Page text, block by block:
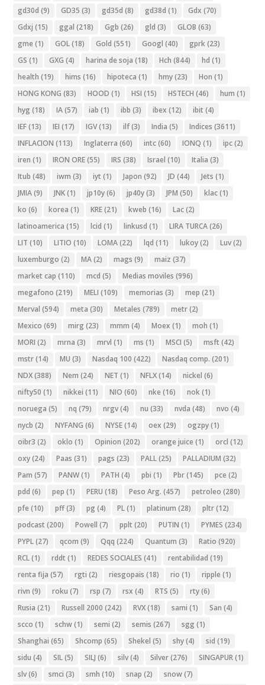
gd30d (9) GD35 (3) gd35d (8) gd38d (1) Gdx (70)
Gdxj (15) ggal (218) Ggb (26) gld (3) GLOB (63)
gme (1) GOL(18) Gold (551) Googl (40) gprk(23)
GS (1) GXG (4) harina de soja (18) Hch (844) hd (1)
health (19) hims (16) hipoteca (1) hmy(23) Hon (1)
HONG KONG (83) HOOD (1) HSI (15) HSTECH (46) hum (1)
hyg (18) IA(57) iab (1) ibb (3) ibex (12) ibit (4)
IEF(13) IEI (17) IGV(13) ilf(3) India (5) Indices (3611)
INFLACION (113) Inglaterra (60) intc(60) IONQ (1) ipc(2)
iren (1) IRON ORE(55) IRS (38) Israel (10) Italia (3)
Itub (48) iwm (3) iyt (1) Japon (92) JD (44) Jets (1)
JMIA(9) JNK(1) jp10y(6) jp40y(3) JPM (50) klac(1)
ko (6) korea (1) KRE(21) kweb (16) Lac(2)
latinoamerica (15) lcid (1) linkusd (1) LIRA TURCA(26)
LIT (10) LITIO (10) LOMA(22) lqd (11) lukoy(2) Luv(2)
luxemburgo (2) MA(2) mags (9) maiz (37)
market cap (110) mcd (5) Medias moviles (996)
megafono (219) MELI (109) memorias (3) mep (21)
Merval (594) meta (30) Metales (789) metr(2)
Mexico (69) mirg (23) mmm (4) Moex (1) moh (1)
MORI (2) mrna (3) mrvl (1) ms (1) MSCI (5) msft (42)
mstr(14) MU (3) Nasdaq 100 (422) Nasdaq comp. (201)
NDX(388) Nem (24) NET (1) NFLX(14) nickel (6)
nifty50 (1) nikkei (11) NIO (60) nke (16) nok(1)
noruega (5) nq (79) nrgv(4) nu (33) nvda (48) nvo (4)
nycb (2) NYFANG (6) NYSE(14) oex (29) ogzpy(1)
oibr3 (2) oklo (1) Opinion (202) orange juice (1) orcl (12)
oxy(24) Paas (31) pags (23) PALL(25) PALLADIUM (32)
Pam (57) PANW(1) PATH (4) pbi (1) Pbr(145) pce (2)
pdd (6) pep (1) PERU (18) Peso Arg. (457) petroleo (280)
pfe (10) pff(3) pg (4) PL(1) platinum (28) pltr(12)
podcast (200) Powell (7) pplt (20) PUTIN (1) PYMES (234)
PYPL(27) qcom (9) Qqq (224) Quantum (3) Ratio (920)
RCL(1) rddt (1) REDES SOCIALES (41) rentabilidad (19)
renta fija (57) rgti (2) riesgopais (18) rio (1) ripple (1)
rivn (9) roku (7) rsp (7) rsx (4) RTS (5) rty(6)
Rusia (21) Russell 2000 (242) RVX(18) sami (1) San (4)
scco (1) schw(1) semi (2) semis (267) sgg (1)
Shanghai (65) Shcomp (65) Shekel (5) shy(4) sid (19)
sidu (4) SIL(5) SILJ (6) silv(4) Silver(276) SINGAPUR(1)
slv(6) smci (3) smh (10) snap (2) snow(7)